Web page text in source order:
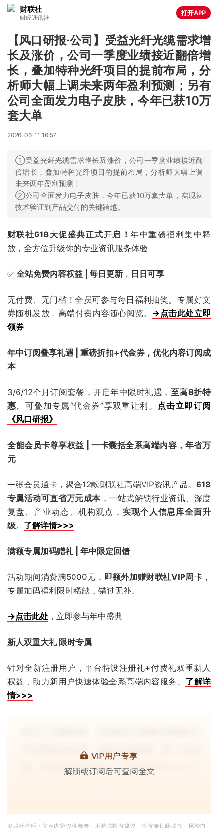
财联社
财经通讯社
打开APP
【风口研报·公司】受益光纤光缆需求增
长及涨价，公司一季度业绩接近翻倍增
长，叠加特种光纤项目的提前布局，分
析师大幅上调未来两年盈利预测；另有
公司全面发力电子皮肤，今年已获10万
套大单
2026-06-11 16:57
①受益光纤光缆需求增长及涨价，公司一季度业绩接近翻
倍增长，叠加特种光纤项目的提前布局，分析师大幅上调
未来两年盈利预测；
②公司全面发力电子皮肤，今年已获10万套大单，实现从
技术验证到产品交付的关键跨越。
财联社618大促盛典正式开启！年中重磅福利集中释
放，全方位升级你的专业资讯服务体验
✅ 全站免费内容权益 | 每日更新，日日可享
无付费、无门槛！全员可参与每日福利抽奖。专属好文
券随机发放，高端付费内容随心阅览。 →点击此处立即
领券
年中订阅叠享礼遇 | 重磅折扣+代金券，优化内容订阅成
本
3/6/12个月订阅套餐，开启年中限时礼遇，至高8折特
惠。可叠加专属“代金券”享双重让利。 点击立即订阅
《风口研报》
全能会员卡尊享权益 | 一卡囊括全系高端内容，年省万
元
一张会员通卡，聚合12款财联社高端VIP资讯产品。 618
专属活动可直省万元成本，一站式解锁行业资讯、深度
复盘、产业动态、机构观点， 实现个人信息库全面升
级。 了解详情>>>
满额专属加码赠礼 | 年中限定回馈
活动期间消费满5000元， 即额外加赠财联社VIP周卡 ，
专属加码福利限时稀缺，错过无补。
→点击此处 ，立即参与年中盛典
新人双重大礼 限时专属
针对全新注册用户，平台特设注册礼+付费礼双重新人
权益，助力新用户快速体验全系高端内容服务。 了解详
情>>>
财联社声明：文章内容仅供参考，不构成投资建议。投资者据此操作，风险自